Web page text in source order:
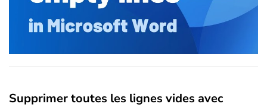
Supprimer toutes les lignes vides avec